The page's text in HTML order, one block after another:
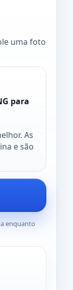
uma foto
para
As
e são
enquanto